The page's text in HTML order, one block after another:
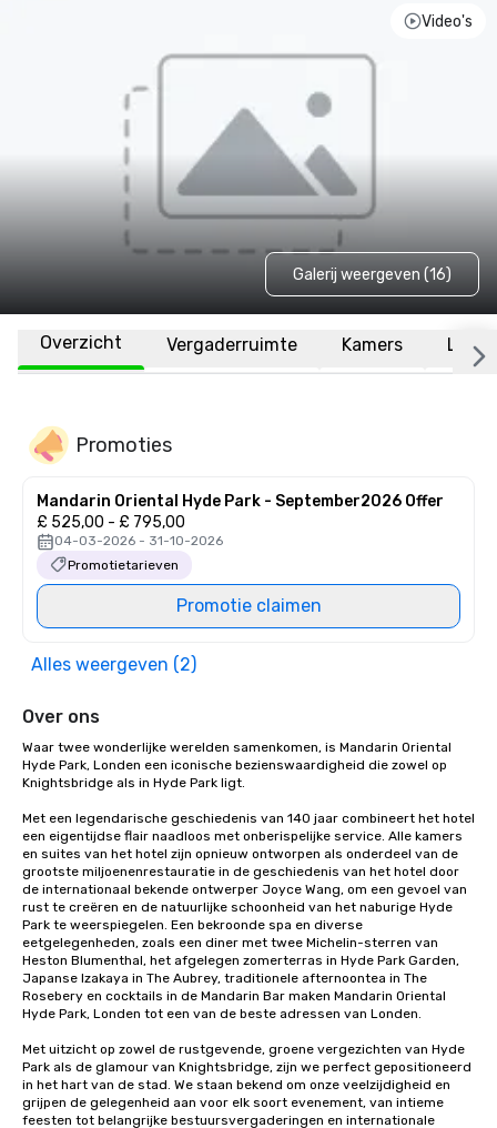
Video's
Galerij weergeven (16)
Overzicht Vergaderruimte Kamers
Promoties
Mandarin Oriental Hyde Park - September2026 Offer
£ 525,00 - £ 795,00
04-03-2026 - 31-10-2026
Promotietarieven
Promotie claimen
Alles weergeven (2)
Over ons
Waar twee wonderlijke werelden samenkomen, is Mandarin Oriental
Hyde Park, Londen een iconische bezienswaardigheid die zowel op
Knightsbridge als in Hyde Park ligt.
Met een legendarische geschiedenis van 140 jaar combineert het hotel
een eigentijdse flair naadloos met onberispelijke service. Alle kamers
en suites van het hotel zijn opnieuw ontworpen als onderdeel van de
grootste miljoenenrestauratie in de geschiedenis van het hotel door
de internationaal bekende ontwerper Joyce Wang, om een gevoel van
rust te creëren en de natuurlijke schoonheid van het naburige Hyde
Park te weerspiegelen. Een bekroonde spa en diverse
eetgelegenheden, zoals een diner met twee Michelin-sterren van
Heston Blumenthal, het afgelegen zomerterras in Hyde Park Garden,
Japanse Izakaya in The Aubrey, traditionele afternoontea in The
Rosebery en cocktails in de Mandarin Bar maken Mandarin Oriental
Hyde Park, Londen tot een van de beste adressen van Londen.
Met uitzicht op zowel de rustgevende, groene vergezichten van Hyde
Park als de glamour van Knightsbridge, zijn we perfect gepositioneerd
in het hart van de stad. We staan bekend om onze veelzijdigheid en
grijpen de gelegenheid aan voor elk soort evenement, van intieme
feesten tot belangrijke bestuursvergaderingen en internationale